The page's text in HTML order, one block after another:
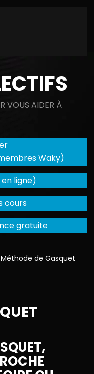
VOUS AIDER À
Waky)
ligne)
cours
gratuite
Méthode de Gasquet